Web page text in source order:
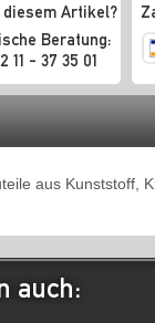
diesem Artikel?
Beratung:
11 - 37 35 01
aus Kunststoff,
auch: